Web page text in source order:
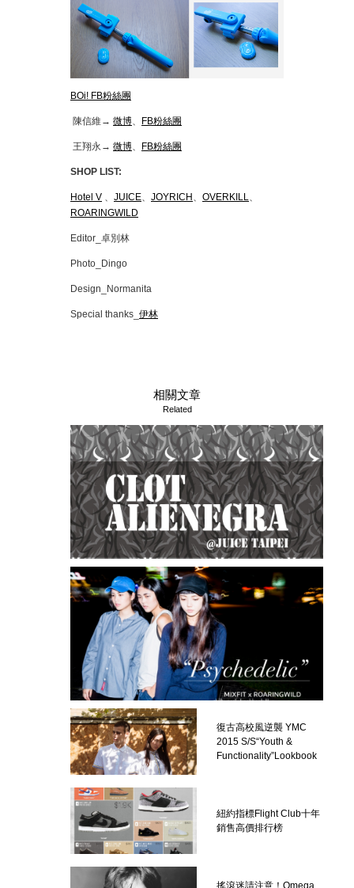
BOi! FB粉絲團
陳信維→ 微博 FB粉絲團
王翔永→ 微博 FB粉絲團
SHOP LIST:
Hotel V JUICE JOYRICH OVERKILL
ROARINGWILD
Editor_卓別林
Photo_Dingo
Design_Normanita
Special thanks_ 伊林
相關文章
Related
復古高校風逆襲 YMC
2015 S/S“Youth &
Functionality”Lookbook
紐約指標Flight Club十年
銷售高價排行榜
搖滾迷請注意！Omega